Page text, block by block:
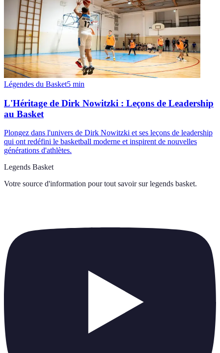
Légendes du Basket5 min
L'Héritage de Dirk Nowitzki : Leçons de Leadership
au Basket
Plongez dans l'univers de Dirk Nowitzki et ses leçons de leadership
qui ont redéfini le basketball moderne et inspirent de nouvelles
générations d'athlètes.
Legends Basket
Votre source d'information pour tout savoir sur legends basket.